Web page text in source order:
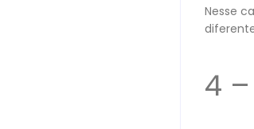
Nesse
4